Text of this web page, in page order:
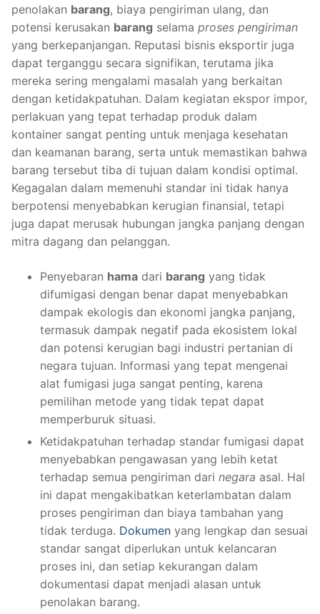
penolakan barang, biaya pengiriman ulang, dan
potensi kerusakan barang selama proses pengiriman
yang berkepanjangan. Reputasi bisnis eksportir juga
dapat terganggu secara signifikan, terutama jika
mereka sering mengalami masalah yang berkaitan
dengan ketidakpatuhan. Dalam kegiatan ekspor impor,
perlakuan yang tepat terhadap produk dalam
kontainer sangat penting untuk menjaga kesehatan
dan keamanan barang, serta untuk memastikan bahwa
barang tersebut tiba di tujuan dalam kondisi optimal.
Kegagalan dalam memenuhi standar ini tidak hanya
berpotensi menyebabkan kerugian finansial, tetapi
juga dapat merusak hubungan jangka panjang dengan
mitra dagang dan pelanggan.
Penyebaran hama dari barang yang tidak
difumigasi dengan benar dapat menyebabkan
dampak ekologis dan ekonomi jangka panjang,
termasuk dampak negatif pada ekosistem lokal
dan potensi kerugian bagi industri pertanian di
negara tujuan. Informasi yang tepat mengenai
alat fumigasi juga sangat penting, karena
pemilihan metode yang tidak tepat dapat
memperburuk situasi.
Ketidakpatuhan terhadap standar fumigasi dapat
menyebabkan pengawasan yang lebih ketat
terhadap semua pengiriman dari negara asal. Hal
ini dapat mengakibatkan keterlambatan dalam
proses pengiriman dan biaya tambahan yang
tidak terduga. Dokumen yang lengkap dan sesuai
standar sangat diperlukan untuk kelancaran
proses ini, dan setiap kekurangan dalam
dokumentasi dapat menjadi alasan untuk
penolakan barang.